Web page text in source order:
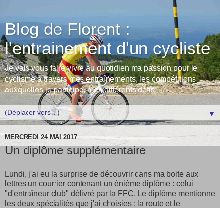
Blog de Florent :
l'entrainement d'un cycliste
Je vais vous faire vivre au quotidien ma passion pour le
cyclisme à travers mes entraînements, les compétitions
auxquelles je participe, mes différents défis, ...
▼
MERCREDI 24 MAI 2017
Un diplôme supplémentaire
Lundi, j'ai eu la surprise de découvrir dans ma boite aux
lettres un courrier contenant un énième diplôme : celui
"d'entraîneur club" délivré par la FFC. Le diplôme mentionne
les deux spécialités que j'ai choisies : la route et le